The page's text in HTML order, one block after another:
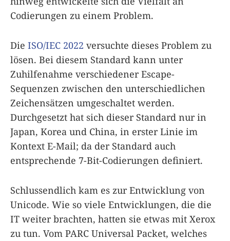
Codierungen zu einem Problem.
Die ISO/IEC 2022 versuchte dieses Problem zu
lösen. Bei diesem Standard kann unter
Zuhilfenahme verschiedener Escape-
Sequenzen zwischen den unterschiedlichen
Zeichensätzen umgeschaltet werden.
Durchgesetzt hat sich dieser Standard nur in
Japan, Korea und China, in erster Linie im
Kontext E-Mail; da der Standard auch
entsprechende 7-Bit-Codierungen definiert.
Schlussendlich kam es zur Entwicklung von
Unicode. Wie so viele Entwicklungen, die die
IT weiter brachten, hatten sie etwas mit Xerox
zu tun. Vom PARC Universal Packet, welches